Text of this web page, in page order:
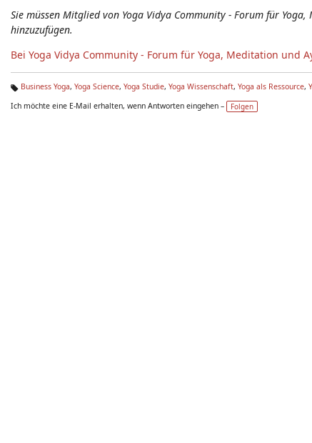
Sie müssen Mitglied von Yoga Vidya Community - Forum für
hinzuzufügen.
Bei Yoga Vidya Community - Forum für Yoga, Meditation und
g
Business Yoga, Yoga Science, Yoga Studie, Yoga Wissenschaft, Yoga als Ressource,
Ich möchte eine E-Mail erhalten, wenn Antworten eingehen –
Folgen